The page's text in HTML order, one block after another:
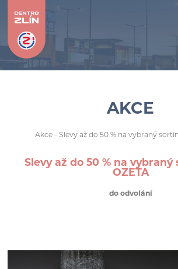
AKCE
Akce- Slevy až do 50 % na vybraný
Slevy až do 50 % na
OZETA
do odvolání